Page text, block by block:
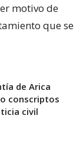
motivo de
que se
de Arica
conscriptos
civil